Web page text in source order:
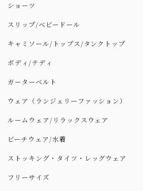
ショーツ
スリップ/ベビードール
キャミソール/トップス/タンクトップ
ボディ/テディ
ガーターベルト
ウェア（ランジェリーファッション）
ルームウェア/リラックスウェア
ビーチウェア/水着
ストッキング・タイツ・レッグウェア
フリーサイズ